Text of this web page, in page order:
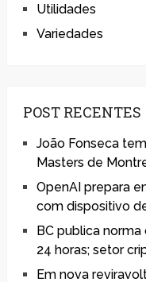
Utilidades
Variedades
POST RECENTES
João Fonseca
Masters de
OpenAI prepara
com dispositivo
BC publica
24 horas; setor
Em nova